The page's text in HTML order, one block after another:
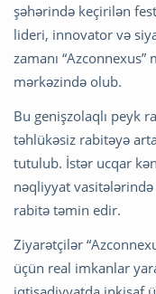
şəhərində keçirilən
lideri, innovator və
zamanı
mərkəzində olub.
Bu genişzolaqlı peyk
təhlükəsiz rabitəyə
tutulub. İstər ucqar
nəqliyyat vasitələrində
rabitə təmin edir.
Ziyarətçilər
üçün real imkanlar